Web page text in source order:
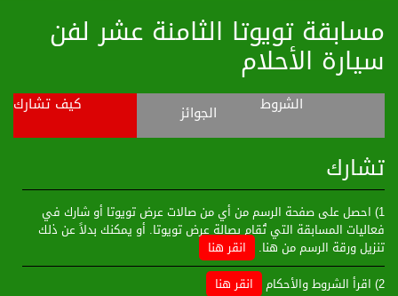
مسابقة تويوتا الثامنة عشر لفن
سيارة الأحلام
كيف تشارك الجوائز الشروط
تشارك
1) احصل على صفحة الرسم من أي من صالات عرض تويوتا أو شارك في
فعاليات المسابقة التي تُقام بصالة عرض تويوتا. أو يمكنك بدلاً عن ذلك
تنزيل ورقة الرسم من هنا.
انقر هنا
2) اقرأ الشروط والأحكام
انقر هنا